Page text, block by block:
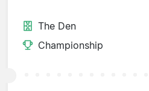
The Den
Championship